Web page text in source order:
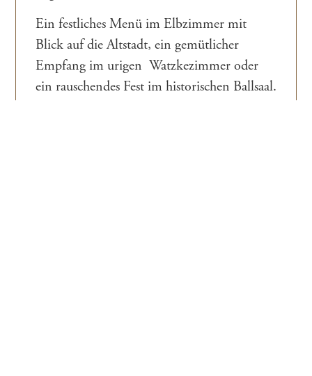
Ein festliches Menü im Elbzimmer mit
Blick auf die Altstadt, ein gemütlicher
Empfang im urigen Watzkezimmer oder
ein rauschendes Fest im historischen Ballsaal.